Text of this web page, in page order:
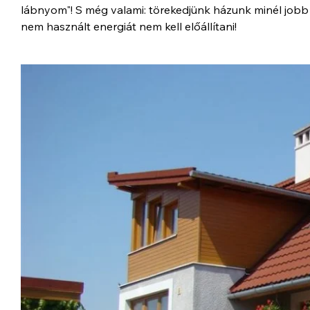
lábnyom"! S még valami: törekedjünk házunk minél
nem használt energiát nem kell előállítani!